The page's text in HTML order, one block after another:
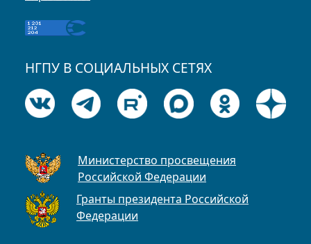
НГПУ В СОЦИАЛЬНЫХ СЕТЯХ
Министерство просвещения
Российской Федерации
Гранты президента Российской
Федерации